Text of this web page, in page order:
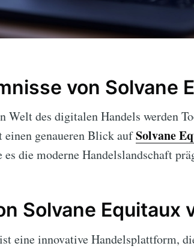
von Solvane
Welt des digitalen Handels werden
genaueren Blick aufSolvane
die moderne Handelslandschaft
Solvane Equitaux
ist eine innovative Handelsplattform,